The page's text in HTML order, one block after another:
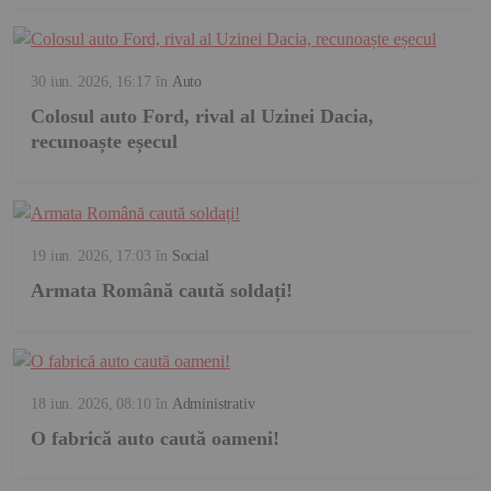
30 iun. 2026, 16:17în Auto
Colosul auto Ford, rival al Uzinei Dacia,
recunoaște eșecul
19 iun. 2026, 17:03 în Social
Armata Română caută soldați!
18 iun. 2026, 08:10 în Administrativ
O fabrică auto caută oameni!